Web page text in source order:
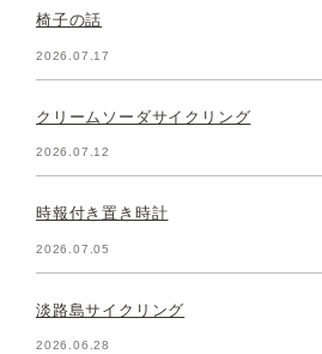
椅子の話
2026.07.17
クリームソーダサイクリング
2026.07.12
時報付き置き時計
2026.07.05
淡路島サイクリング
2026.06.28